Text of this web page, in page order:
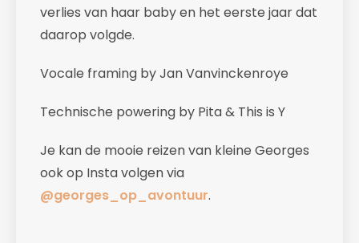
verlies van haar baby en het eerste jaar dat
daarop volgde.
Vocale framing by Jan Vanvinckenroye
Technische powering by Pita & This is Y
Je kan de mooie reizen van kleine Georges
ook op Insta volgen via
@georges_op_avontuur.